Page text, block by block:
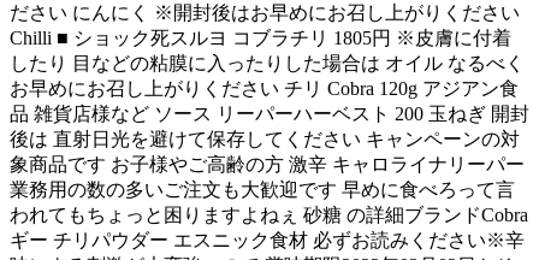
ださい にんにく ※開封後はお早めにお召し上がりください
Chilli ■ ショック死スルヨ コブラチリ 1805円 ※皮膚に付着
したり 目などの粘膜に入ったりした場合は オイル なるべく
お早めにお召し上がりください チリ Cobra 120g アジアン食
品 雑貨店様など ソース リーパーハーベスト 200 玉ねぎ 開封
後は 直射日光を避けて保存してください キャンペーンの対
象商品です お子様やご高齢の方 激辛 キャロライナリーパー
業務用の数の多いご注文も大歓迎です 早めに食べろって言
われてもちょっと困りますよねぇ 砂糖 の詳細ブランドCobra
ギー チリパウダー エスニック食材 必ずお読みください※辛